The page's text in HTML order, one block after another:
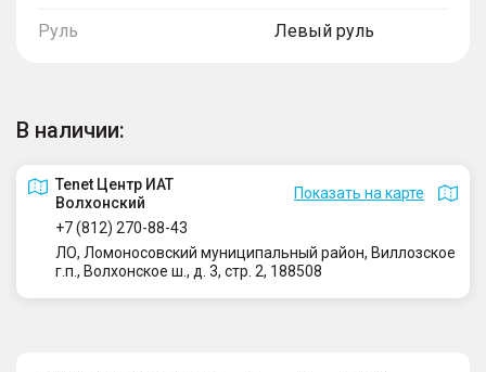
Руль Левый руль
В наличии:
Tenet Центр ИАТ
Волхонский
Показать на карте
+7 (812) 270-88-43
ЛО, Ломоносовский муниципальный район, Виллозское
г.п., Волхонское ш., д. 3, стр. 2, 188508